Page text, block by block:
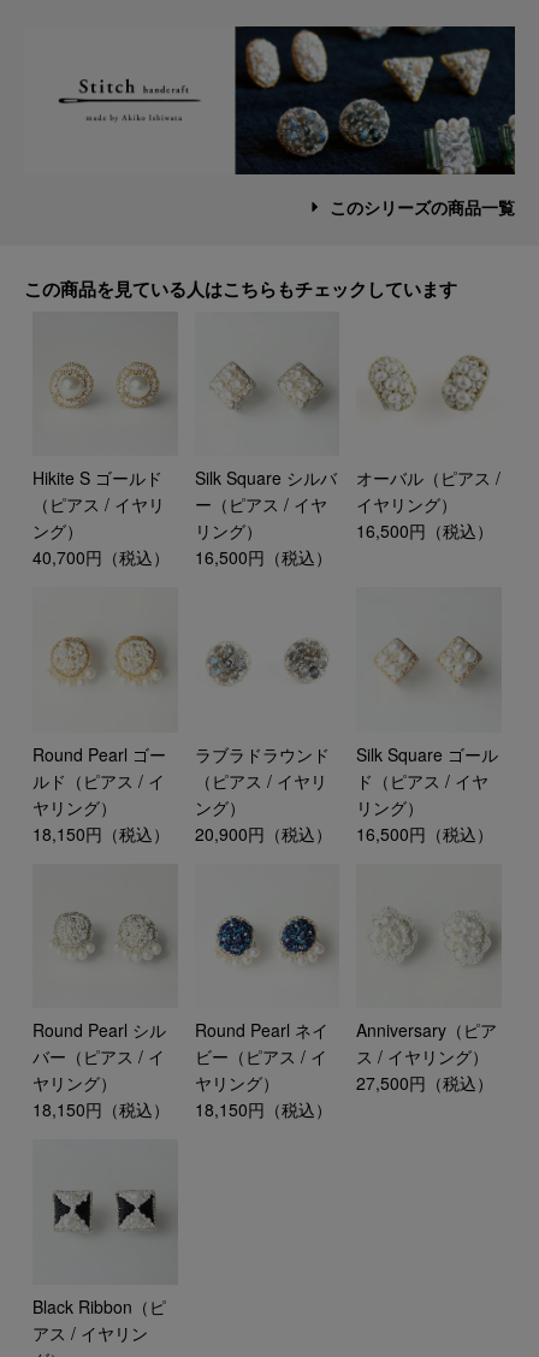
このシリーズの商品一覧
この商品を見ている人はこちらもチェックしています
Hikite S ゴールド
（ピアス / イヤリ
ング）
40,700円（税込）
Silk Square シルバ
ー（ピアス / イヤ
リング）
16,500円（税込）
オーバル（ピアス /
イヤリング）
16,500円（税込）
Round Pearl ゴー
ルド（ピアス / イ
ヤリング）
18,150円（税込）
ラブラドラウンド
（ピアス / イヤリ
ング）
20,900円（税込）
Silk Square ゴール
ド（ピアス / イヤ
リング）
16,500円（税込）
Round Pearl シル
バー（ピアス / イ
ヤリング）
18,150円（税込）
Round Pearl ネイ
ビー（ピアス / イ
ヤリング）
18,150円（税込）
Anniversary（ピア
ス / イヤリング）
27,500円（税込）
Black Ribbon（ピ
アス / イヤリン